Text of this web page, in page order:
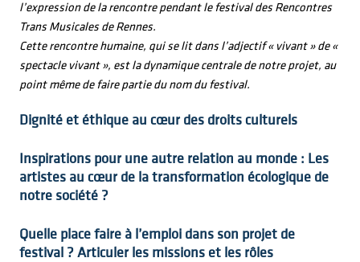
l’expression de la rencontre pendant le festival des Rencontres
Trans Musicales de Rennes.
Cette rencontre humaine, qui se lit dans l’adjectif « vivant » de «
spectacle vivant », est la dynamique centrale de notre projet, au
point même de faire partie du nom du festival.
Dignité et éthique au cœur des droits culturels
Inspirations pour une autre relation au monde : Les
artistes au cœur de la transformation écologique de
notre société ?
Quelle place faire à l’emploi dans son projet de
festival ? Articuler les missions et les rôles